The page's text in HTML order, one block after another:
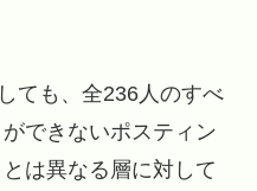
ても、全236人のすべ
できないポスティン
は異なる層に対して